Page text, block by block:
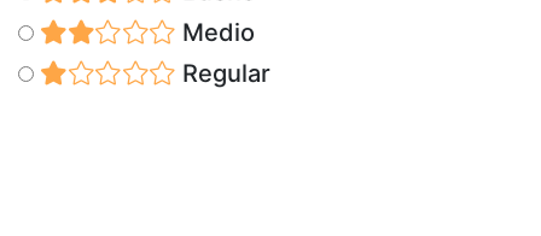
Medio
Regular